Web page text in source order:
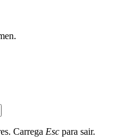
Carrega Esc para sair.